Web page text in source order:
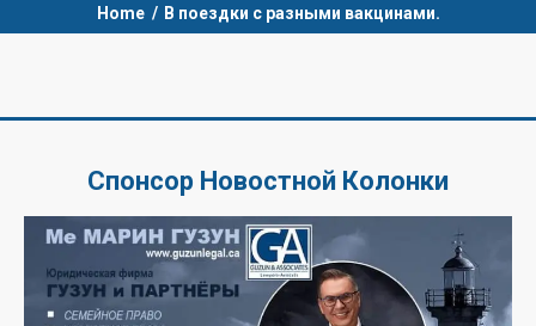
Home / В поездки с разными вакцинами.
Спонсор Новостной Колонки